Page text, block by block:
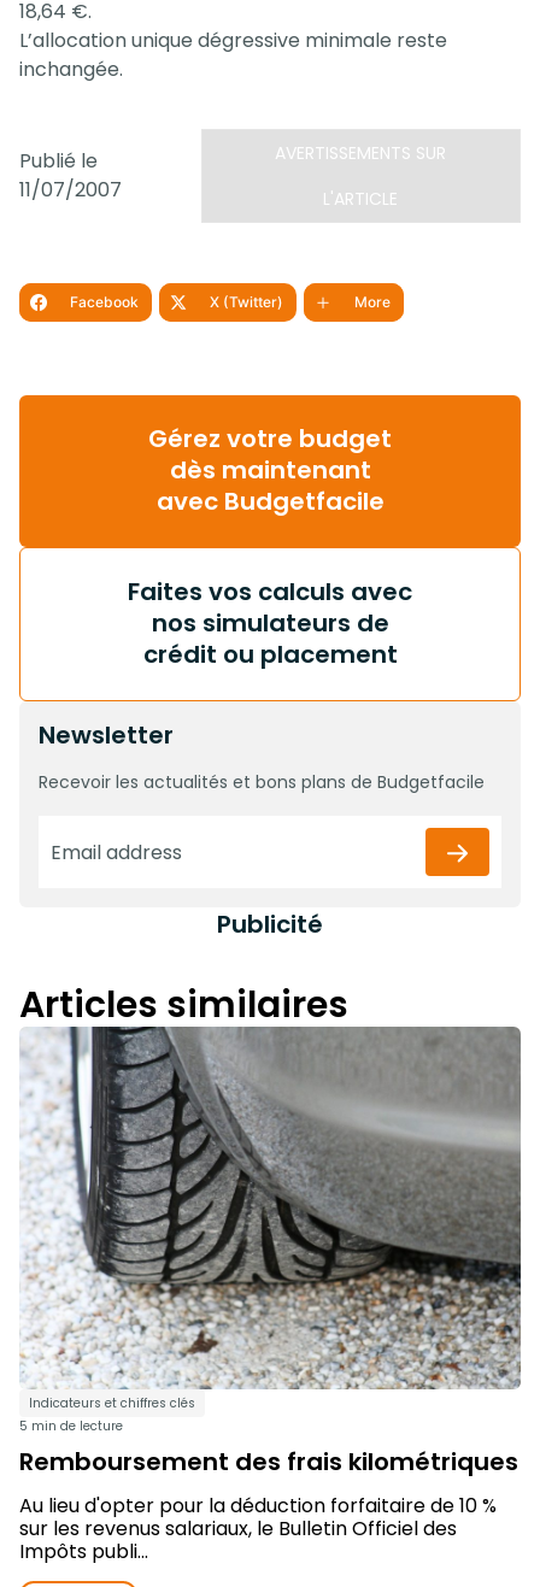
18,64 €.
L’allocation unique dégressive minimale reste
inchangée.
Publié le
11/07/2007
AVERTISSEMENTS SUR
L'ARTICLE
Facebook X (Twitter) More
Gérez votre budget
dès maintenant
avec Budgetfacile
Faites vos calculs avec
nos simulateurs de
crédit ou placement
Newsletter
Recevoir les actualités et bons plans de Budgetfacile
Publicité
Articles similaires
Indicateurs et chiffres clés
5 min de lecture
Remboursement des frais kilométriques
Au lieu d'opter pour la déduction forfaitaire de 10 %
sur les revenus salariaux, le Bulletin Officiel des
Impôts publi...